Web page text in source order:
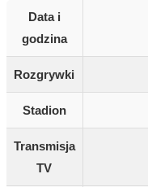
Data i
godzina
Rozgrywki
Stadion
Transmisja
TV